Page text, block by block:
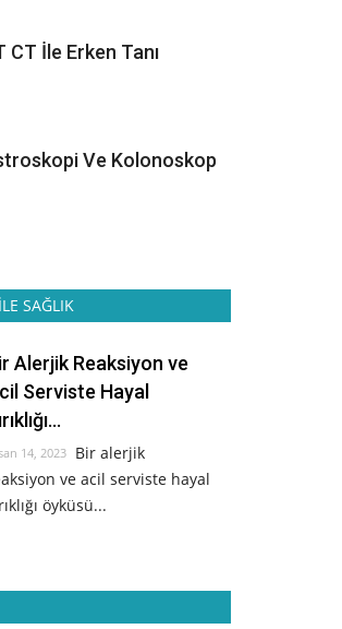
CT İle Erken Tanı
Ve Kolonoskop
SAĞLIK
Alerjik Reaksiyon ve
Serviste Hayal
14, 2023
Bir alerjik
ve acil serviste hayal
öyküsü...